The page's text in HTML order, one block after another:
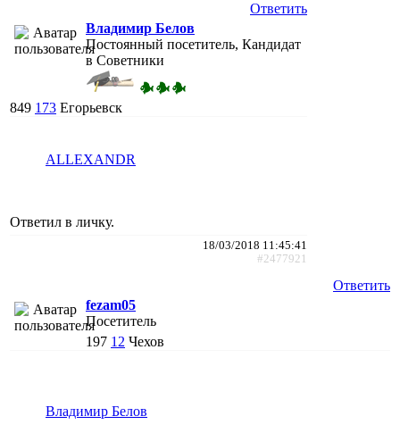
Ответить
Владимир Белов
Постоянный посетитель, Кандидат
в Советники
849 173 Егорьевск
ALLEXANDR
Ответил в личку.
18/03/2018 11:45:41
#2477921
Ответить
fezam05
Посетитель
197 12 Чехов
Владимир Белов